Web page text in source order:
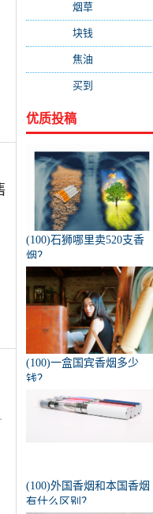
烟草
块钱
焦油
买到
优质投稿
(100)石狮哪里卖520支香
烟？
(100)一盒国宾香烟多少
钱？
(100)外国香烟和本国香烟
有什么区别？